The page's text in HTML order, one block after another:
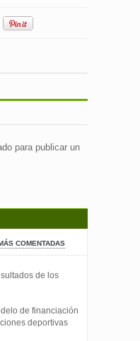
para publicar un
COMENTADAS
de los
de financiación
deportivas